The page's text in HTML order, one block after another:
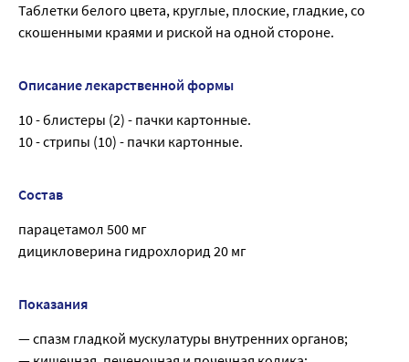
Таблетки белого цвета, круглые, плоские, гладкие, со
скошенными краями и риской на одной стороне.
Описание лекарственной формы
10 - блистеры (2) - пачки картонные.
10 - стрипы (10) - пачки картонные.
Состав
парацетамол 500 мг
дицикловерина гидрохлорид 20 мг
Показания
— спазм гладкой мускулатуры внутренних органов;